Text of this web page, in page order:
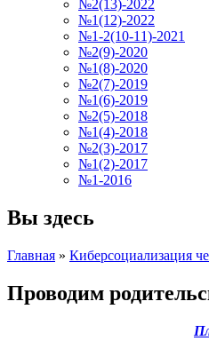
№2(13)-2022
№1(12)-2022
№1-2(10-11)-2021
№2(9)-2020
№1(8)-2020
№2(7)-2019
№1(6)-2019
№2(5)-2018
№1(4)-2018
№2(3)-2017
№1(2)-2017
№1-2016
Вы здесь
Главная » Киберсоциализация
Проводим